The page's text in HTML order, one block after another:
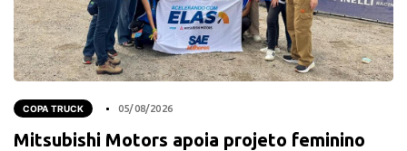
COPA TRUCK 05/08/2026
Mitsubishi Motors apoia projeto feminino